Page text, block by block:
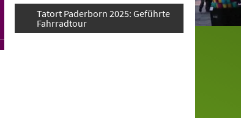
Tatort Paderborn 2025: Geführte
Fahrradtour